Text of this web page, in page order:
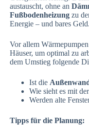
austauscht, ohne an
Fußbodenheizung zu
Energie – und bares Geld.
Vor allem
Häuser, um optimal zu
dem Umstieg folgende
Ist die
Wie sieht es mit der
Werden alte
Tipps für die Planung: